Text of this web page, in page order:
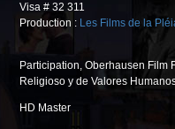
Visa # 32 311
Production : Les Films de la
Participation, Oberhausen Film
Religioso y de Valores
HD Master